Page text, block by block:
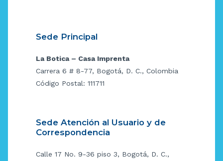
Sede Principal
La Botica – Casa Imprenta
Carrera 6 # 8-77, Bogotá, D. C., Colombia
Código Postal: 111711
Sede Atención al Usuario y de
Correspondencia
Calle 17 No. 9-36 piso 3, Bogotá, D. C.,